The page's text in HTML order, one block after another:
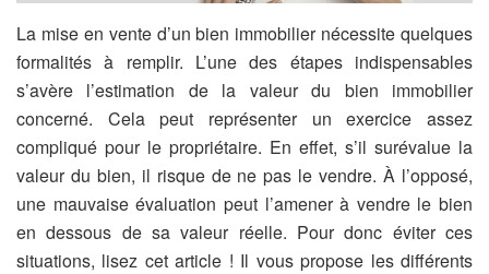
La mise en vente d’un bien immobilier nécessite quelques
formalités à remplir. L’une des étapes indispensables
s’avère l’estimation de la valeur du bien immobilier
concerné. Cela peut représenter un exercice assez
compliqué pour le propriétaire. En effet, s’il surévalue la
valeur du bien, il risque de ne pas le vendre. À l’opposé,
une mauvaise évaluation peut l’amener à vendre le bien
en dessous de sa valeur réelle. Pour donc éviter ces
situations, lisez cet article ! Il vous propose les différents